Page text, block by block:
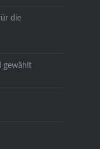
die
gewählt